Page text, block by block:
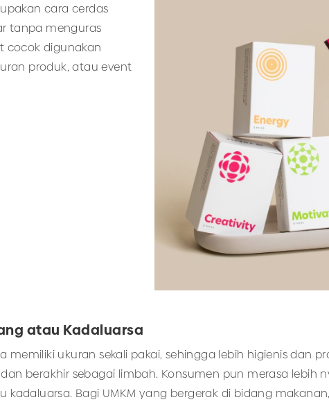
cara cerdas
tanpa menguras
cocok digunakan
produk, atau event
atau Kadaluarsa
ukuran sekali pakai, sehingga lebih higienis dan
berakhir sebagai limbah. Konsumen pun merasa lebih
Bagi UMKM yang bergerak di bidang